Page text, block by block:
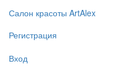
Салон красоты ArtAlex
Регистрация
Вход